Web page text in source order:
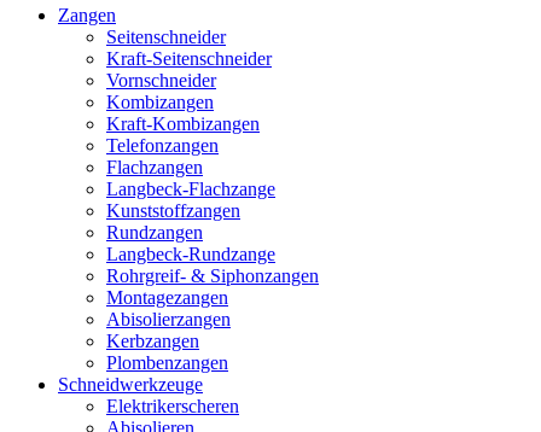
Zangen
Seitenschneider
Kraft-Seitenschneider
Vornschneider
Kombizangen
Kraft-Kombizangen
Telefonzangen
Flachzangen
Langbeck-Flachzange
Kunststoffzangen
Rundzangen
Langbeck-Rundzange
Rohrgreif- & Siphonzangen
Montagezangen
Abisolierzangen
Kerbzangen
Plombenzangen
Schneidwerkzeuge
Elektrikerscheren
Abisolieren